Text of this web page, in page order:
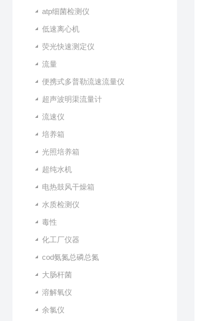
atp细菌检测仪
低速离心机
荧光快速测定仪
流量
便携式多普勒流速流量仪
超声波明渠流量计
流速仪
培养箱
光照培养箱
超纯水机
电热鼓风干燥箱
水质检测仪
毒性
化工厂仪器
cod氨氮总磷总氮
大肠杆菌
溶解氧仪
余氯仪